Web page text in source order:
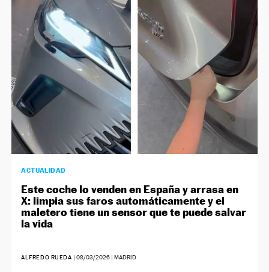
NEWSLETTER
ACTUALIDAD
Este coche lo venden en España y arrasa en
X: limpia sus faros automáticamente y el
maletero tiene un sensor que te puede salvar
la vida
ALFREDO RUEDA | 08/03/2026| MADRID